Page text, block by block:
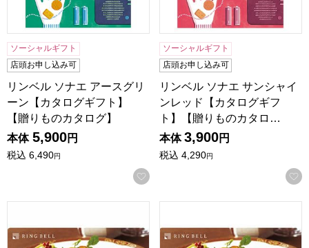
ソーシャルギフト
店頭お申し込み可
リンベル ソナエ アースグリ
ーン【カタログギフト】
【贈りものカタログ】
本体 5,900円
税込 6,490円
お気に入りに登録する
ソーシャルギフト
店頭お申し込み可
リンベル ソナエ サンシャイ
ンレッド【カタログギフ
ト】【贈りものカタロ…
本体 3,900円
税込 4,290円